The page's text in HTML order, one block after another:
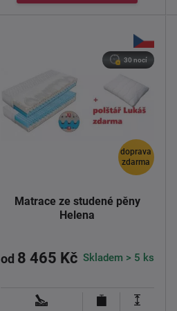
doprava
zdarma
30 nocí
Matrace ze studené pěny
Helena
od 8 465 Kč Skladem > 5 ks